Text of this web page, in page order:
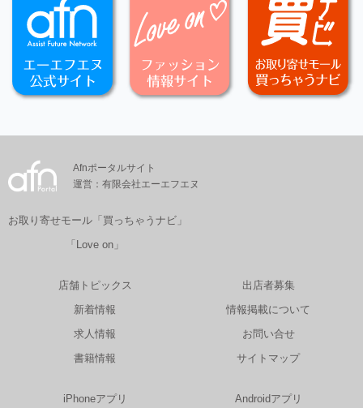
Afnポータルサイト
運営：有限会社エーエフエヌ
お取り寄せモール「買っちゃうナビ」
「Love on」
店舗トピックス
新着情報
求人情報
書籍情報
出店者募集
情報掲載について
お問い合せ
サイトマップ
iPhoneアプリ Androidアプリ